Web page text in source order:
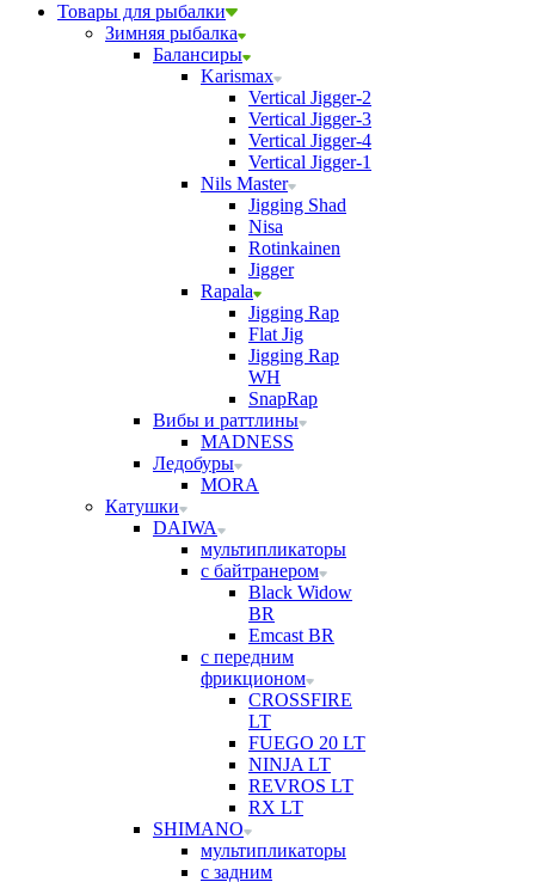
Товары для рыбалки
Зимняя рыбалка
Балансиры
Karismax
Vertical Jigger-2
Vertical Jigger-3
Vertical Jigger-4
Vertical Jigger-1
Nils Master
Jigging Shad
Nisa
Rotinkainen
Jigger
Rapala
Jigging Rap
Flat Jig
Jigging Rap
WH
SnapRap
Вибы и раттлины
MADNESS
Ледобуры
MORA
Катушки
DAIWA
мультипликаторы
с байтранером
Black Widow
BR
Emcast BR
с передним
фрикционом
CROSSFIRE
LT
FUEGO 20 LT
NINJA LT
REVROS LT
RX LT
SHIMANO
мультипликаторы
с задним